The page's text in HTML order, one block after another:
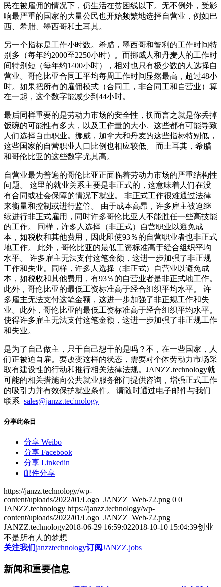
民在被雇佣的情况下，仍生活在贫困线以下。无不例外，受影
响最严重的国家的大量公民也开始频繁地选择自营业，例如巴
西、希腊、墨西哥和土耳其。
另一个指标是工作小时数。希腊，墨西哥和智利的工作时间特
别多（每年约2000至2250小时）。而挪威人和丹麦人的工作时
间特别短（每年约1400小时），相对也只有极少数的人选择自
营业。哥伦比亚合同工平均每周工作时间显然最高，超过48小
时。如果把所有的雇佣模式（合同工，非合同工和自营业）算
在一起，这个数字能减少到44小时。
最后同样重要的是劳动力市场的安全性，换而言之就是你丢掉
饭碗的可能性有多大，以及工作量的大小。这些都有可能导致
人们选择自由职业。挪威，加拿大和丹麦的这些指标特别低，
这些国家的自营职业人口比例也相应较低。 而土耳其，希腊
和哥伦比亚的这些数字尤其高。
自营业最为普遍的哥伦比亚正面临着劳动力市场的严重结构性
问题。 这里的就业关系主要是非正式的，这意味着人们在没
有合同或社会保障的情况下就业。 非正式工作很难通过法律
来衡量和控制或进行监管。 由于成本高昂，许多雇主被迫继
续进行非正式雇用，同时许多哥伦比亚人不能胜任一些高技能
的工作。 同样，许多人选择（非正式）自营职业以避免成
本，如税收和其他费用，因此即使93％的自营职业者也非正式
地工作。 此外，哥伦比亚的最低工资标准高于经合组织平均
水平。 许多雇主无法支付这笔金额，这进一步加强了非正规
工作和失业。同样，许多人选择（非正式）自营业以避免成
本，如税收和其他费用，有93％的自营业者是非正式地工作。
此外，哥伦比亚的最低工资标准高于经合组织平均水平。 许
多雇主无法支付这笔金额，这进一步加强了非正规工作和失
业。此外，哥伦比亚的最低工资标准高于经合组织平均水平。
使得许多雇主无法支付这笔金额，这进一步加强了非正规工作
和失业。
是为了自己做主，只干自己想干的是吗？不，在一些国家，人
们正被迫自雇。要改变这样的状态，需要对个体劳动力市场采
取有建设性的行动和推行相关法律法规。JANZZ.technology就
可能的相关措施向公共就业服务部门提供咨询，增强正式工作
的吸引力并有效保护就业条件。 请随时通过电子邮件与我们
联系 sales@janzz.technology
分享此条目
分享 Weibo
分享 Facebook
分享 Linkedin
邮件分享
https://janzz.technology/wp-
content/uploads/2022/01/Logo_JANZZ_Web-72.png 0 0
JANZZ.technology https://janzz.technology/wp-
content/uploads/2022/01/Logo_JANZZ_Web-72.png
JANZZ.technology2018-06-29 16:59:022018-10-10 15:04:39创业
不是所有人的梦想
关注我们janzztechnology订阅JANZZ.jobs
新闻和重要信息